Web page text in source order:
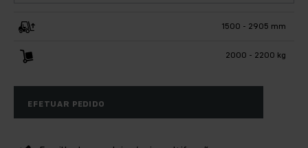
1500 - 2905 mm
2000 - 2200 kg
EFETUAR PEDIDO